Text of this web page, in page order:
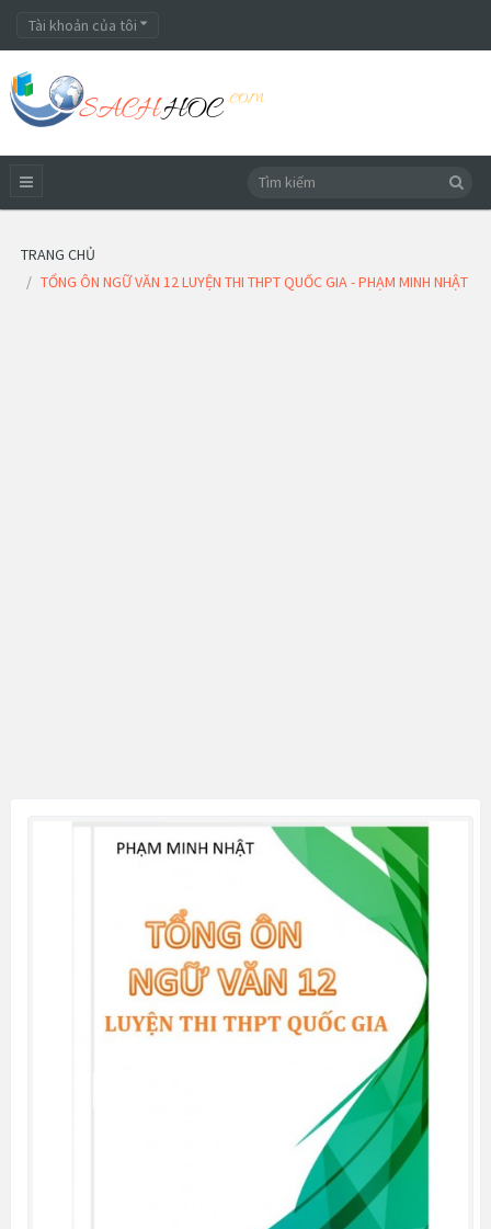
Tài khoản của tôi
TRANG CHỦ
TỔNG ÔN NGỮ VĂN 12 LUYỆN THI THPT QUỐC GIA - PHẠM MINH NHẬT